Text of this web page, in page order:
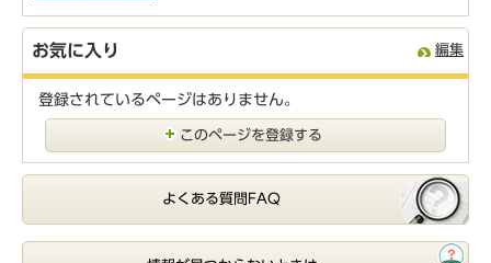
お気に入り 編集
登録されているページはありません。
このページを登録する
よくある質問FAQ